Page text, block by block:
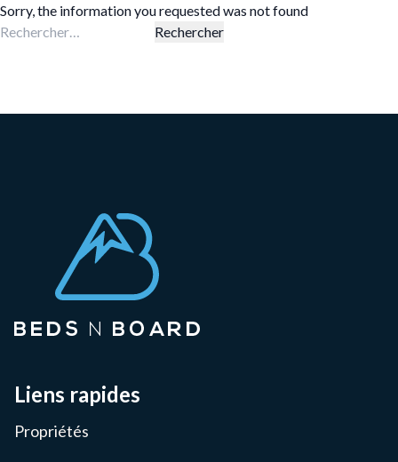
Sorry, the information you requested was not found
Rechercher :
Liens rapides
Propriétés